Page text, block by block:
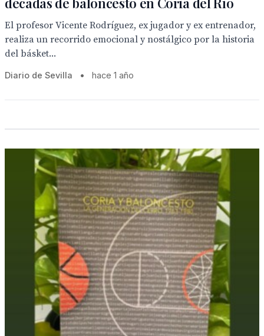
El profesor Vicente Rodríguez, ex jugador y ex entrenador,
realiza un recorrido emocional y nostálgico por la historia
del básket...
Diario de Sevilla • hace 1 año